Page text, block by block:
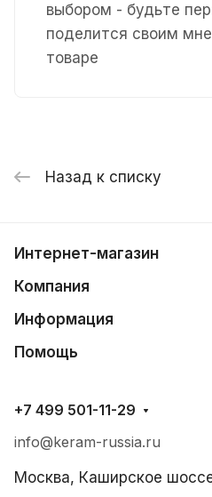
выбором - будьте
поделится своим
товаре
Назад к списку
Интернет-магазин
Компания
Информация
Помощь
+7 499 501-11-29
info@keram-russia.ru
Москва, Каширское